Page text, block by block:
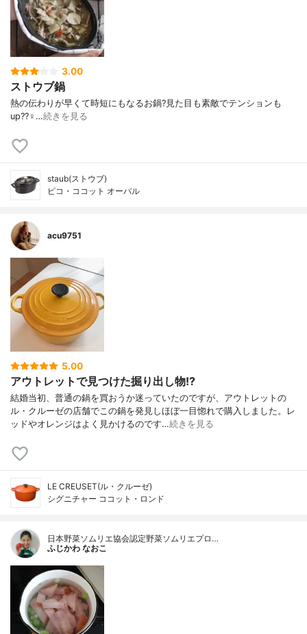
3.00
ストウブ鍋
熱の伝わりが早くて時短にもなるお鍋?見た目も素敵でテンションも
up??‍♀️…続きを見る
staub(ストウブ)
ピコ・ココット オーバル
acu9751
5.00
アウトレットで見つけた掘り出し物!?
結婚当初、普通の鍋を買おうか迷っていたのですが、アウトレットの
ル・クルーゼの店舗でこの鍋を発見しほぼ一目惚れで購入しました。レ
ッドやオレンジはよく見かけるのです…続きを見る
LE CREUSET(ル・クルーゼ)
シグニチャー ココット・ロンド
日本野菜ソムリエ協会認定野菜ソムリエプロ…
ふじかわ なおこ